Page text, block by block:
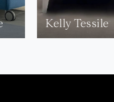
Kelly Tessile